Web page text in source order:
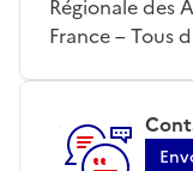
Régionale des
France – Tous